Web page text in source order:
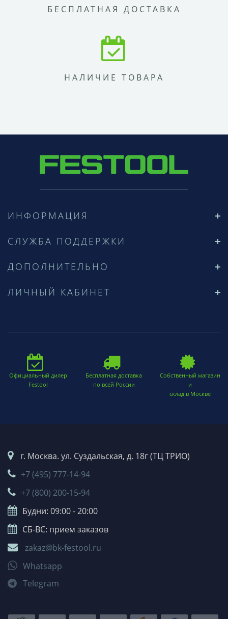
БЕСПЛАТНАЯ ДОСТАВКА
НАЛИЧИЕ ТОВАРА
ИНФОРМАЦИЯ
СЛУЖБА ПОДДЕРЖКИ
ДОПОЛНИТЕЛЬНО
ЛИЧНЫЙ КАБИНЕТ
Официальный дилер
Festool
Бесплатная доставка
по всей России
Собственный магазин
и
склад в Москве
г. Москва. ул. Суздальская, д. 18г (ТЦ ТРИО)
+7 (495) 777-14-94
+7 (800) 200-15-94
Будни: 09:00 - 20:00
СБ-ВС: прием заказов
zakaz@bk-festool.ru
Whatsapp
Telegram